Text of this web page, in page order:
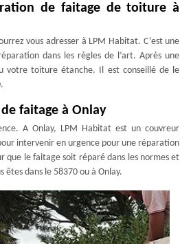
de faitage de toiture à
vous adresser à LPM Habitat. C’est une
dans les règles de l’art. Après une
votre toiture étanche. Il est conseillé de le
faitage à Onlay
A Onlay, LPM Habitat est un couvreur
intervenir en urgence pour une réparation
que le faitage soit réparé dans les normes et
dans le 58370 ou à Onlay.